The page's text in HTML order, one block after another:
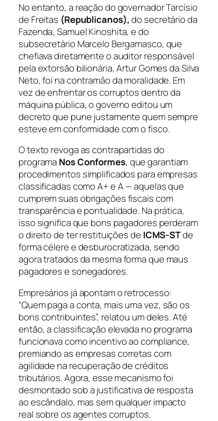
No entanto, a reação do governador Tarcísio
de Freitas (Republicanos),do secretário da
Fazenda, Samuel Kinoshita, e do
subsecretário Marcelo Bergamasco, que
chefiava diretamente o auditor responsável
pela extorsão bilionária, Artur Gomes da Silva
Neto, foi na contramão da moralidade. Em
vez de enfrentar os corruptos dentro da
máquina pública, o governo editou um
decreto que pune justamente quem sempre
esteve em conformidade com o fisco.
O texto revoga as contrapartidas do
programa Nos Conformes, que garantiam
procedimentos simplificados para empresas
classificadas como A+ e A — aquelas que
cumprem suas obrigações fiscais com
transparência e pontualidade. Na prática,
isso significa que bons pagadores perderam
o direito de ter restituições de ICMS-STde
forma célere e desburocratizada, sendo
agora tratados da mesma forma que maus
pagadores e sonegadores.
Empresários já apontam o retrocesso:
“Quem paga a conta, mais uma vez, são os
bons contribuintes”, relatou um deles. Até
então, a classificação elevada no programa
funcionava como incentivo ao compliance,
premiando as empresas corretas com
agilidade na recuperação de créditos
tributários. Agora, esse mecanismo foi
desmontado sob a justificativa de resposta
ao escândalo, mas sem qualquer impacto
real sobre os agentes corruptos.